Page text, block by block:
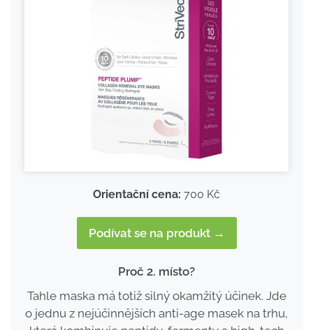
Orientační cena: 700 Kč
Podívat se na produkt →
Proč 2. místo?
Tahle maska má totiž silný okamžitý účinek. Jde
o jednu z nejúčinnějších anti-age masek na trhu,